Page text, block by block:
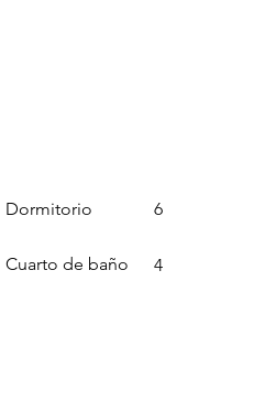
Dormitorio
Cuarto de baño
6
4